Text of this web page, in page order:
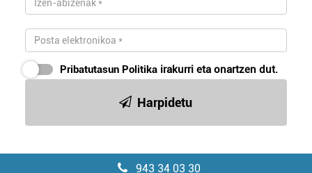
Pribatutasun Politika irakurri eta onartzen dut.
Harpidetu
943 34 03 30